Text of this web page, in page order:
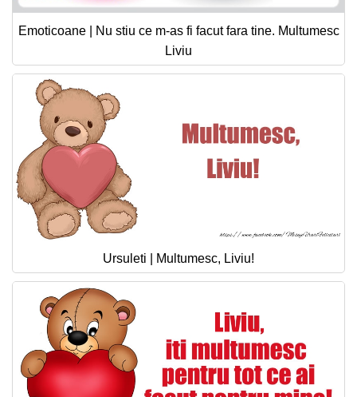
Emoticoane | Nu stiu ce m-as fi facut fara tine. Multumesc
Liviu
Ursuleti | Multumesc, Liviu!